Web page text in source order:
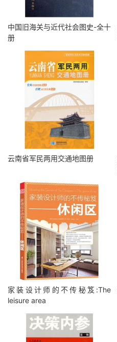
中国旧海关与近代社会图史-全十
册
云南省军民两用交通地图册
家装设计师的不传秘笈:The
leisure area